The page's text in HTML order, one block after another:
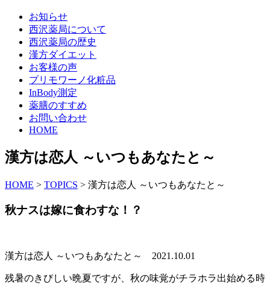
お知らせ
西沢薬局について
西沢薬局の歴史
漢方ダイエット
お客様の声
プリモワーノ化粧品
InBody測定
薬膳のすすめ
お問い合わせ
HOME
漢方は恋人 ～いつもあなたと～
HOME > TOPICS > 漢方は恋人 ～いつもあなたと～
秋ナスは嫁に食わすな！？
漢方は恋人 ～いつもあなたと～ 2021.10.01
残暑のきびしい晩夏ですが、秋の味覚がチラホラ出始める時